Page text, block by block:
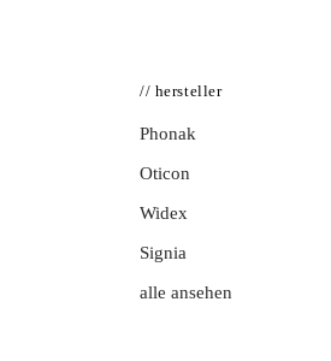
// hersteller
Phonak
Oticon
Widex
Signia
alle ansehen